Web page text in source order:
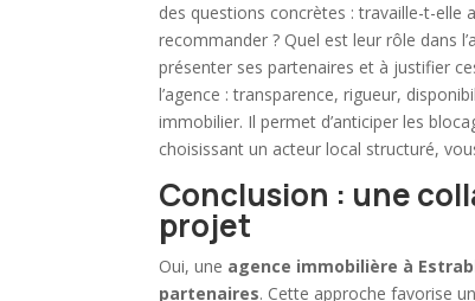
des questions concrètes : travaille-t-elle
recommander ? Quel est leur rôle dans
présenter ses partenaires et à justifier
l’agence : transparence, rigueur,
immobilier. Il permet d’anticiper les
choisissant un acteur local structuré,
Conclusion : une
projet
Oui, une agence immobilière à
partenaires. Cette approche favorise